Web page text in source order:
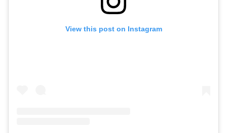
View this post on Instagram